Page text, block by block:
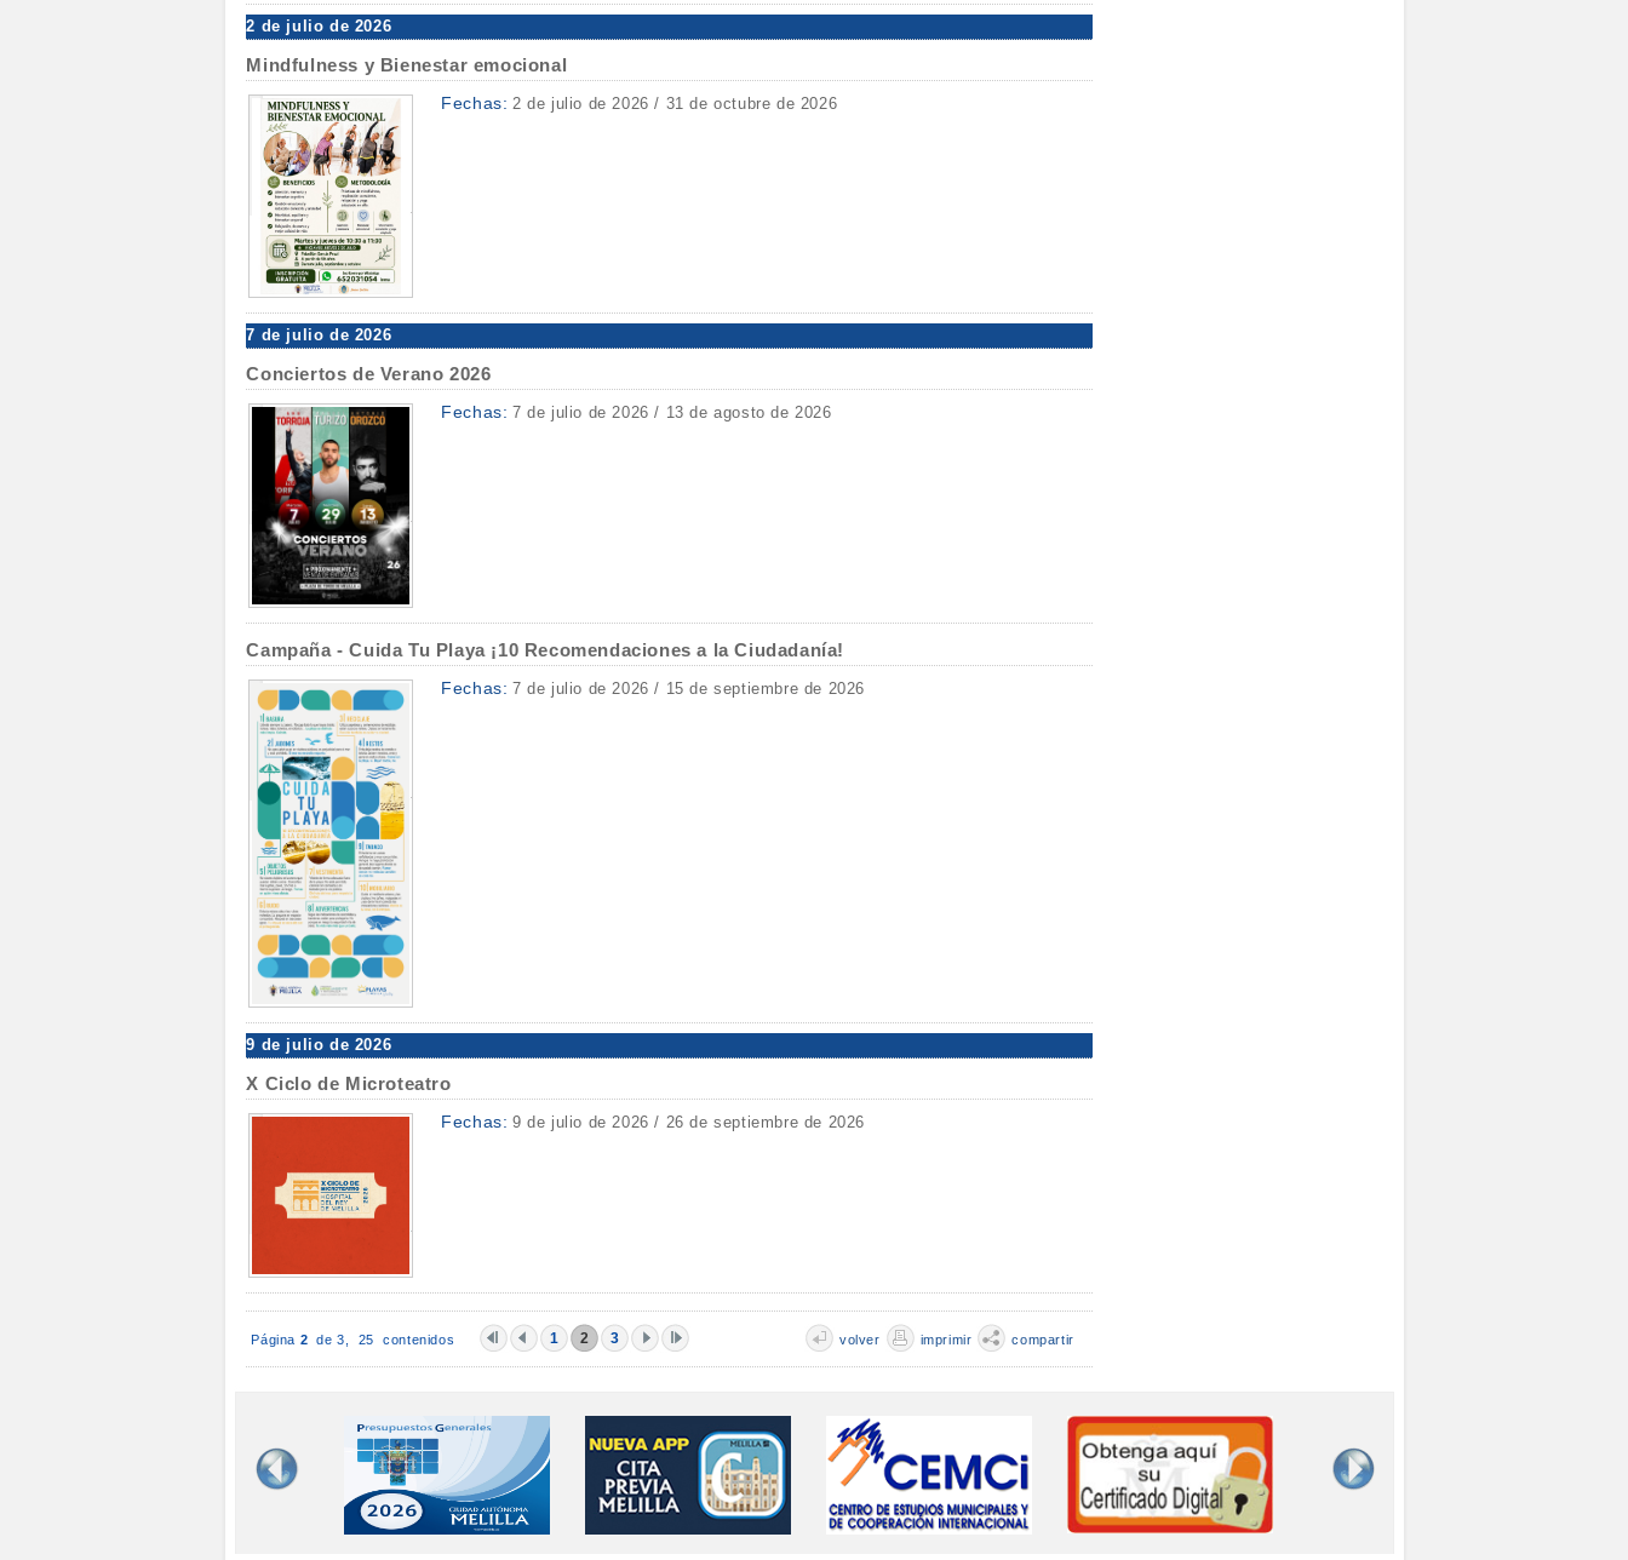
2 de julio de 2026
Mindfulness y Bienestar emocional
Fechas: 2 de julio de 2026 / 31 de octubre de 2026
7 de julio de 2026
Conciertos de Verano 2026
Fechas: 7 de julio de 2026 / 13 de agosto de 2026
Campaña - Cuida Tu Playa ¡10 Recomendaciones a la Ciudadanía!
Fechas: 7 de julio de 2026 / 15 de septiembre de 2026
9 de julio de 2026
X Ciclo de Microteatro
Fechas: 9 de julio de 2026 / 26 de septiembre de 2026
Página 2 de 3, 25 contenidos 1 2 3 volver imprimir compartir